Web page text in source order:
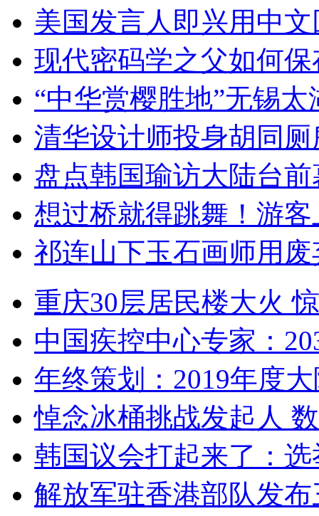
美国发言人即兴用中
现代密码学之父如何
“中华赏樱胜地”无锡
清华设计师投身胡同
盘点韩国瑜访大陆台
想过桥就得跳舞！游客
祁连山下玉石画师用
重庆30层居民楼大火
中国疾控中心专家：
年终策划：2019年度
悼念冰桶挑战发起人
韩国议会打起来了：
解放军驻香港部队发